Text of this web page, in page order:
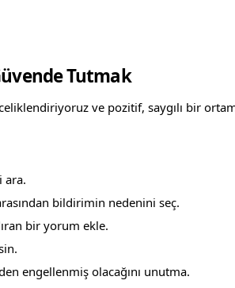
Tutmak
ve pozitif, saygılı bir
ara.
bildirimin nedenini seç.
bir yorum ekle.
engellenmiş olacağını unutma.